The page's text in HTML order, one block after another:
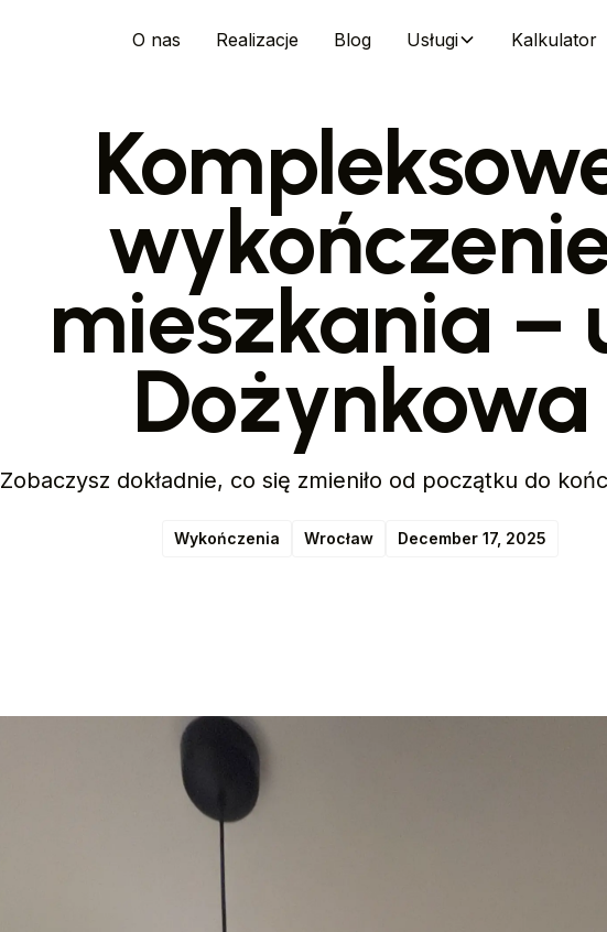
O nas Realizacje Blog Usługi Kalkulator
mieszkania –
Dożynkowa
Zobaczysz dokładnie, co się zmieniło od początku do
Wykończenia Wrocław December 17, 2025